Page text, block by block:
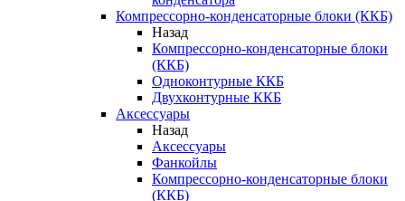
Компрессорно-конденсаторные блоки (ККБ)
Назад
Компрессорно-конденсаторные блоки
(ККБ)
Одноконтурные ККБ
Двухконтурные ККБ
Аксессуары
Назад
Аксессуары
Фанкойлы
Компрессорно-конденсаторные блоки
(ККБ)